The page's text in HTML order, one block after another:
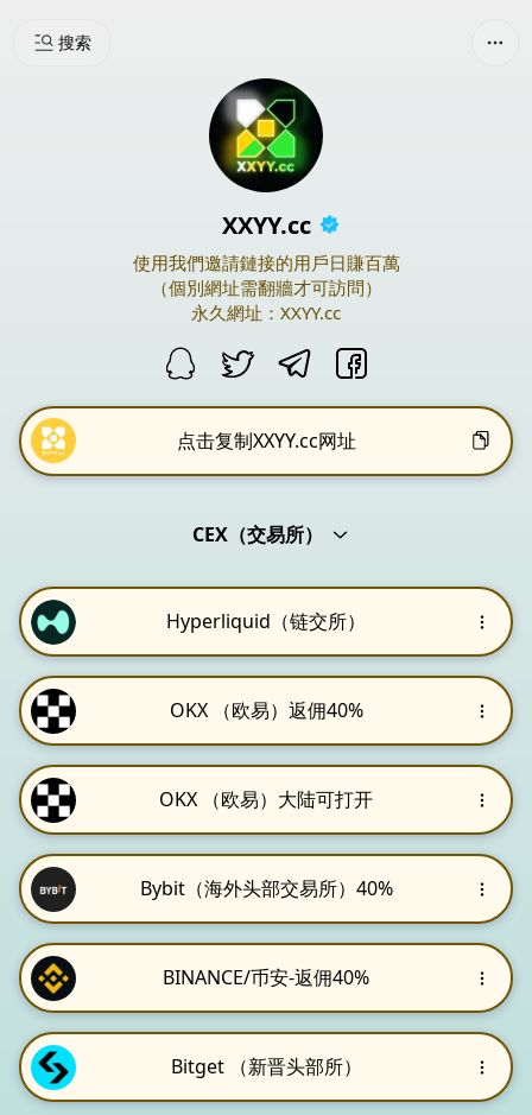
搜索
XXYY.cc
使用我們邀請鏈接的用戶日賺百萬
（個別網址需翻牆才可訪問）
永久網址：XXYY.cc
点击复制XXYY.cc网址
CEX（交易所）
Hyperliquid（链交所）
OKX （欧易）返佣40%
OKX （欧易）大陆可打开
Bybit（海外头部交易所）40%
BINANCE/币安-返佣40%
Bitget （新晋头部所）